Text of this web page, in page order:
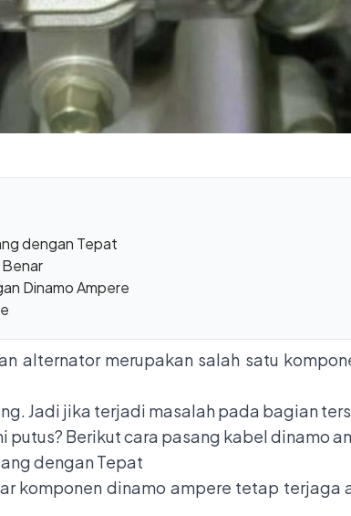
dengan Tepat
Dinamo Ampere
alternator merupakan salah satu
Jadi jika terjadi masalah pada bagian
Berikut cara pasang kabel dinamo
dengan Tepat
komponen dinamo ampere tetap terjaga